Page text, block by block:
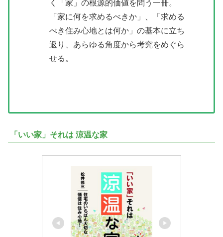
く「家」の根源的価値を問う一冊。
「家に何を求めるべきか」、「求める
べき住み心地とは何か」の基本に立ち
返り、あらゆる角度から考究をめぐら
せる。
「いい家」それは 涼温な家